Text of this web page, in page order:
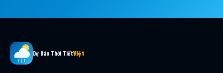
Dự Báo Thời TiếtViệt